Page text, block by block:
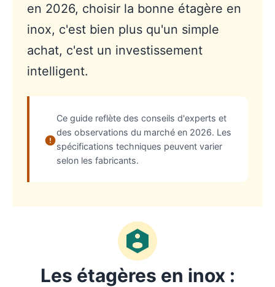
en 2026, choisir la bonne étagère en
inox, c'est bien plus qu'un simple
achat, c'est un investissement
intelligent.
Ce guide reflète des conseils d'experts et
des observations du marché en 2026. Les
spécifications techniques peuvent varier
selon les fabricants.
Les étagères en inox :